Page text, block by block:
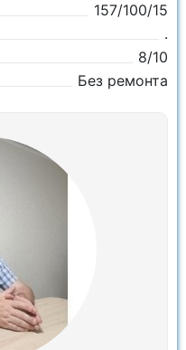
157/100/15
.
8/10
Без ремонта